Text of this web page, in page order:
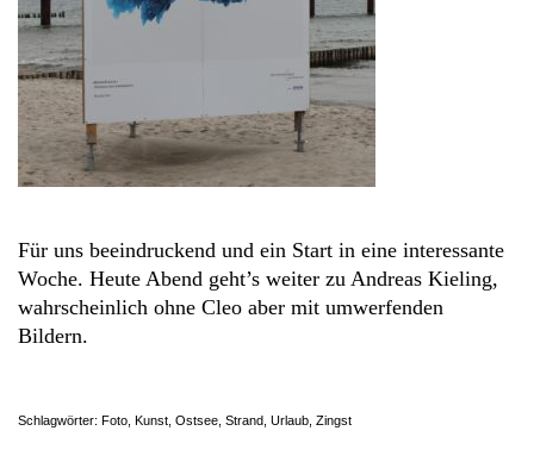
Für uns beeindruckend und ein Start in eine interessante
Woche. Heute Abend geht’s weiter zu Andreas Kieling,
wahrscheinlich ohne Cleo aber mit umwerfenden
Bildern.
Schlagwörter: Foto Kunst Ostsee Strand Urlaub Zingst